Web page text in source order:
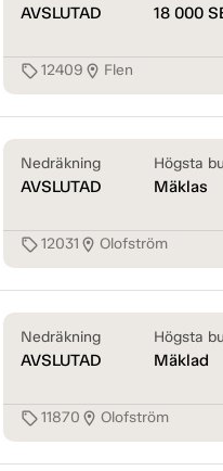
AVSLUTAD 18 000
sell12409 location_on Flen
Nedräkning
AVSLUTAD
Högsta
Mäklas
sell12031 location_on Olofström
Nedräkning
AVSLUTAD
Högsta
Mäklad
sell11870 location_on Olofström